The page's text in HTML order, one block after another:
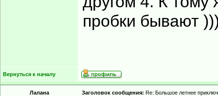
пробки бывают
Вернуться к началу
Лалана Заголовок сообщения: Re: Большое летнее